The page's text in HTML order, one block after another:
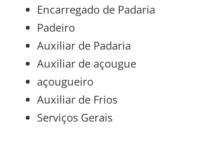
Encarregado de Padaria
Padeiro
Auxiliar de Padaria
Auxiliar de açougue
açougueiro
Auxiliar de Frios
Serviços Gerais